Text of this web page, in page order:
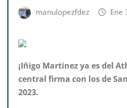
manulopezfdez Ene
¡Iñigo Martinez ya es del
central firma con los de
2023.